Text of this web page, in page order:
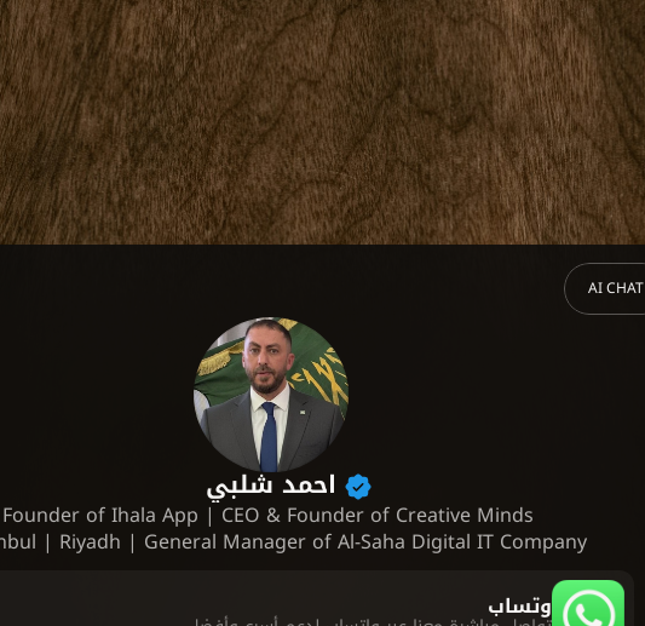
AI CHAT
احمد شلبي
Founder of Ihala App | CEO & Founder of Creative Minds
| Riyadh | General Manager of Al-Saha Digital IT Company
وتساب